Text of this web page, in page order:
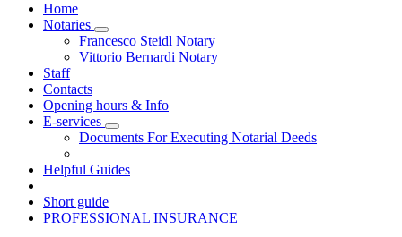
Home
Notaries
Visualizza menù di secondo livello
Francesco Steidl Notary
Vittorio Bernardi Notary
Staff
Contacts
Opening hours & Info
E-services
Visualizza menù di secondo livello
Documents For Executing Notarial Deeds
Helpful Guides
Short guide
PROFESSIONAL INSURANCE